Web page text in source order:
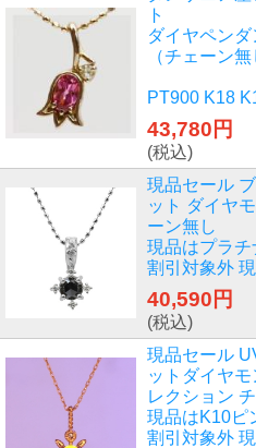
ト
ダイヤペンダ
（チェーン無
PT900 K18
43,780円
(税込)
現品セール
ット ダイヤ
ーン無し
現品はプラチ
割引対象外
40,590円
(税込)
現品セール
ットダイヤ
レクション
現品はK10ピ
割引対象外